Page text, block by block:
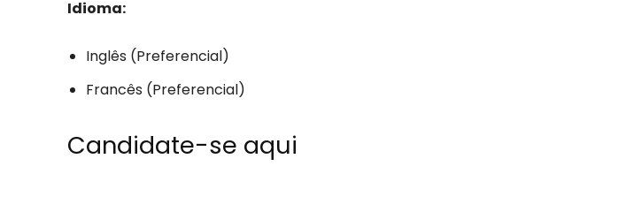
Idioma:
Inglês (Preferencial)
Francês (Preferencial)
Candidate-se aqui